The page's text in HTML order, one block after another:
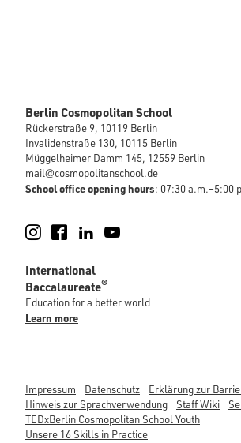
Berlin Cosmopolitan School
Rückerstraße 9, 10119 Berlin
Invalidenstraße 130, 10115 Berlin
Müggelheimer Damm 145, 12559 Berlin
mail@cosmopolitanschool.de
School office opening hours: 07:30 a.m.–5:00
Instagram
FacebookLinkedIn
International
Baccalaureate®
Education for a better world
Learn more
Impressum Datenschutz
Erklärung zur
Hinweis zur Sprachverwendung
Staff Wiki
TEDxBerlin Cosmopolitan School Youth
Unsere 16 Skills in Practice